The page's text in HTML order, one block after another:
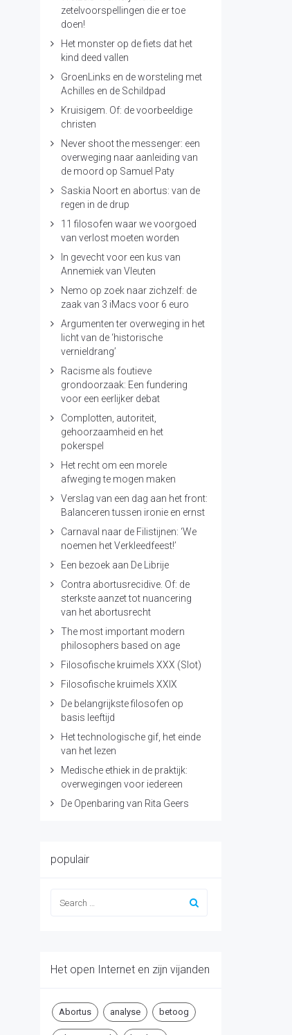
zetelvoorspellingen die er toe
doen!
Het monster op de fiets dat het
kind deed vallen
GroenLinks en de worsteling met
Achilles en de Schildpad
Kruisigem. Of: de voorbeeldige
christen
Never shoot the messenger: een
overweging naar aanleiding van
de moord op Samuel Paty
Saskia Noort en abortus: van de
regen in de drup
11 filosofen waar we voorgoed
van verlost moeten worden
In gevecht voor een kus van
Annemiek van Vleuten
Nemo op zoek naar zichzelf: de
zaak van 3 iMacs voor 6 euro
Argumenten ter overweging in het
licht van de ‘historische
vernieldrang’
Racisme als foutieve
grondoorzaak: Een fundering
voor een eerlijker debat
Complotten, autoriteit,
gehoorzaamheid en het
pokerspel
Het recht om een morele
afweging te mogen maken
Verslag van een dag aan het front:
Balanceren tussen ironie en ernst
Carnaval naar de Filistijnen: ‘We
noemen het Verkleedfeest!’
Een bezoek aan De Librije
Contra abortusrecidive. Of: de
sterkste aanzet tot nuancering
van het abortusrecht
The most important modern
philosophers based on age
Filosofische kruimels XXX (Slot)
Filosofische kruimels XXIX
De belangrijkste filosofen op
basis leeftijd
Het technologische gif, het einde
van het lezen
Medische ethiek in de praktijk:
overwegingen voor iedereen
De Openbaring van Rita Geers
populair
Het open Internet en zijn vijanden
Abortus analyse betoog